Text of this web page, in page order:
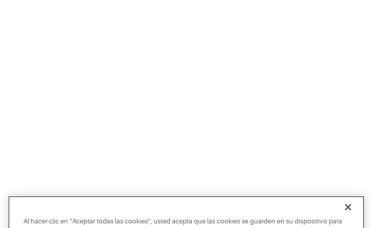
Al hacer clic en “Aceptar todas las cookies”, usted acepta que las cookies se guarden en su dispositivo para